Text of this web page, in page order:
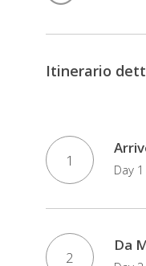
Itinerario
1
Day 1
2
Da